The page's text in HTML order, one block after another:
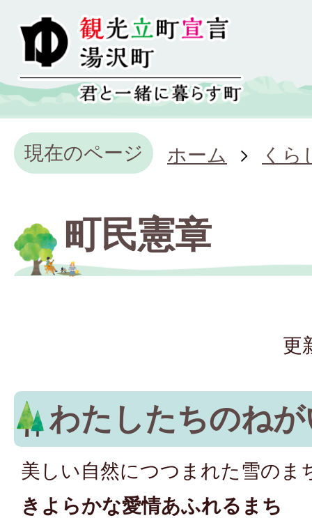
現在のページ ホーム くら
町民憲章
更
わたしたちのね
美しい自然につつまれた雪のま
きよらかな愛情あふれるまち